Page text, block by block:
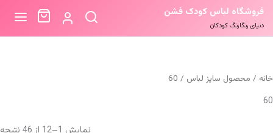
فروشگاه لباس کودک فشن
دنیای رنگارنگ کودکان
خانه / محصول سایز لباس / 60
60